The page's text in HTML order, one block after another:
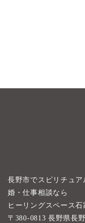
長野市でスピリチュ
婚・仕事相談なら
ヒーリングスペース石
〒380-0813 長野県長